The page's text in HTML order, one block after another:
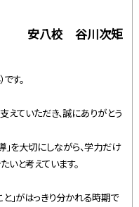
安八校 谷川次矩
す。
えていただき、誠にありがとう
」を大切にしながら、学力だけ
いと考えています。
」がはっきり分かれる時期で